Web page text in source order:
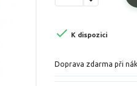
 K dispozici
Doprava zdarma při